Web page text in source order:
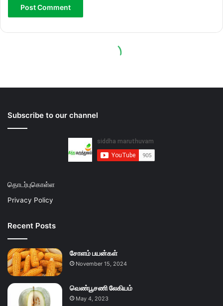
Subscribe to our channel
தொடர்புகொள்ள
Privacy Policy
Recent Posts
சோளம் பயன்கள்
November 15, 2024
வெண்பூசணி லேகியம்
May 4, 2023